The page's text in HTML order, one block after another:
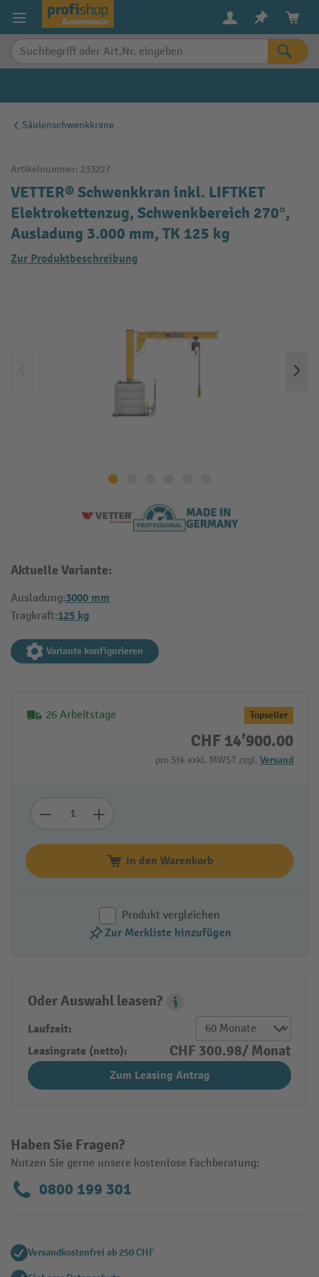
springen
Säulenschwenkkrane
Artikelnummer: 233227
VETTER® Schwenkkran inkl. LIFTKET
Elektrokettenzug, Schwenkbereich 270°,
Ausladung 3.000 mm, TK 125 kg
Zur Produktbeschreibung
Aktuelle Variante:
Ausladung:3000 mm
Tragkraft:125 kg
Variante konfigurieren
26 Arbeitstage Topseller
CHF 14’900.00
pro Stk exkl. MWST zzgl. Versand
In den Warenkorb
Produkt vergleichen
Zur Merkliste hinzufügen
Haben Sie Fragen?
Nutzen Sie gerne unsere kostenlose Fachberatung:
0800 199 301
Oder Auswahl leasen?
Leasing Popover
Laufzeit:
Leasingrate (netto):
CHF 300.98/ Monat
Zum Leasing Antrag
Versandkostenfrei ab 250 CHF